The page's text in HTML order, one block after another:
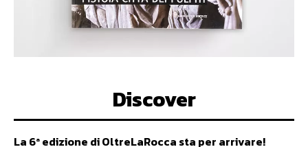
Discover
La 6ª edizione di OltreLaRocca sta per arrivare!